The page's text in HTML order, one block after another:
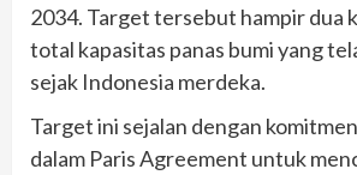
2034. Target tersebut hampir dua
total kapasitas panas bumi yang
sejak Indonesia merdeka.
Target ini sejalan dengan
dalam Paris Agreement untuk